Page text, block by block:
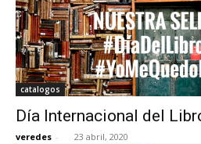
catalogos
Día Internacional del
veredes - 23 abril, 2020